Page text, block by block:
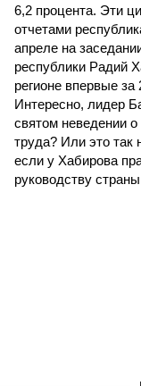
6,2 процента. Эти
отчетами
апреле на
республики Радий
регионе впервые
Интересно, лидер
святом неведении
труда? Или это так
если у Хабирова
руководству